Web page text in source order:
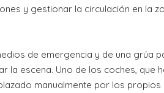
y gestionar la circulación en la
de emergencia y de una grúa
la escena. Uno de los coches, que
manualmente por los propios